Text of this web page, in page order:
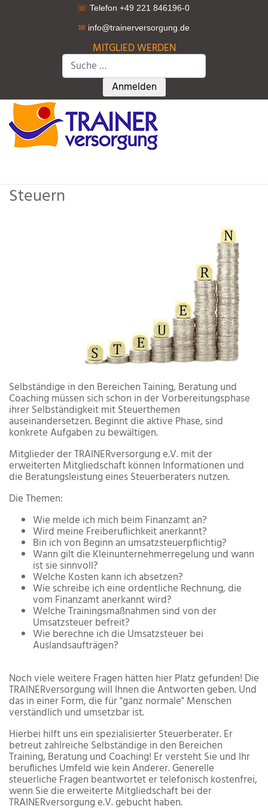
☏ Telefon +49 221 846196-0
✉ info@trainerversorgung.de
MITGLIED WERDEN
Suchen
Type 2 or more characters for
Anmelden
Steuern
Selbständige in den Bereichen Taining, Beratung und
Coaching müssen sich schon in der Vorbereitungsphase
ihrer Selbständigkeit mit Steuerthemen
auseinandersetzen. Beginnt die aktive Phase, sind
konkrete Aufgaben zu bewältigen.
Mitglieder der TRAINERversorgung e.V. mit der
erweiterten Mitgliedschaft können Informationen und
die Beratungsleistung eines Steuerberaters nutzen.
Die Themen:
Wie melde ich mich beim Finanzamt an?
Wird meine Freiberuflichkeit anerkannt?
Bin ich von Beginn an umsatzsteuerpflichtig?
Wann gilt die Kleinunternehmerregelung und wann
ist sie sinnvoll?
Welche Kosten kann ich absetzen?
Wie schreibe ich eine ordentliche Rechnung, die
vom Finanzamt anerkannt wird?
Welche Trainingsmaßnahmen sind von der
Umsatzsteuer befreit?
Wie berechne ich die Umsatzsteuer bei
Auslandsaufträgen?
Noch viele weitere Fragen hätten hier Platz gefunden! Die
TRAINERversorgung will Ihnen die Antworten geben. Und
das in einer Form, die für "ganz normale" Menschen
verständlich und umsetzbar ist.
Hierbei hilft uns ein spezialisierter Steuerberater. Er
betreut zahlreiche Selbständige in den Bereichen
Training, Beratung und Coaching! Er versteht Sie und Ihr
berufliches Umfeld wie kein Anderer. Generelle
steuerliche Fragen beantwortet er telefonisch kostenfrei,
wenn Sie die erweiterte Mitgliedschaft bei der
TRAINERversorgung e.V. gebucht haben.